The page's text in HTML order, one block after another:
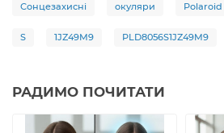
Сонцезахисні окуляри Polaroid
S 1JZ49M9 PLD8056S1JZ49M9
РАДИМО ПОЧИТАТИ